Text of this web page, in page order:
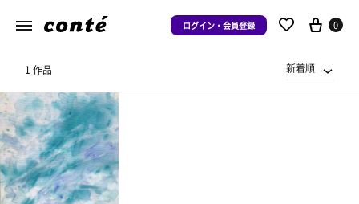
ログイン・会員登録 0
1 作品 新着順